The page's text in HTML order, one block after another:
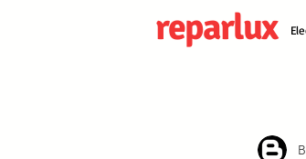
reparlux